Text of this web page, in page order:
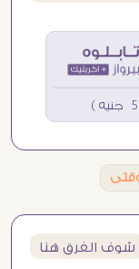
شوف الفرق هنا